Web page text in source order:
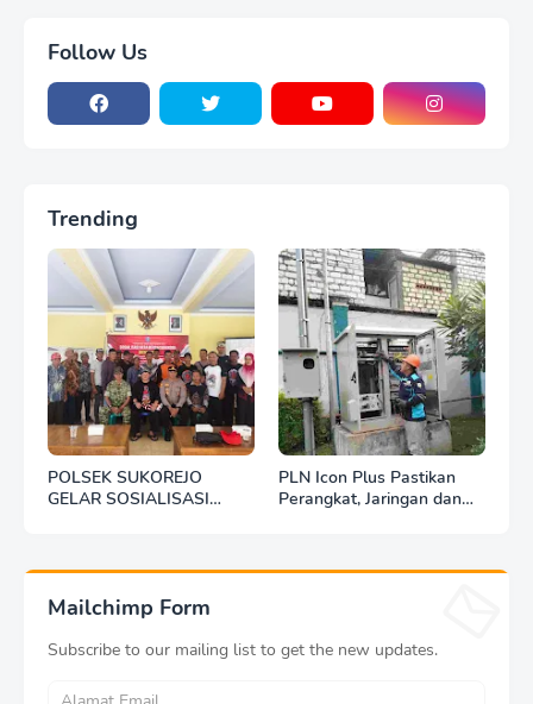
Jadi Jembatan Aspirasi
Buruhehormatan
Follow Us
Trending
POLSEK SUKOREJO
GELAR SOSIALISASI
PLN Icon Plus Pastikan
Perangkat, Jaringan dan
Mailchimp Form
Subscribe to our mailing list to get the new updates.